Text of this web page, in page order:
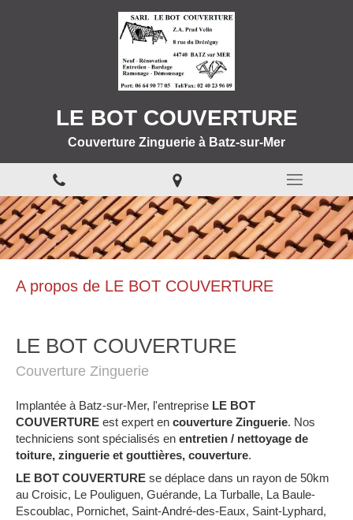
LE BOT COUVERTURE
Couverture Zinguerie à Batz-sur-Mer
A propos de LE BOT COUVERTURE
LE BOT COUVERTURE
Couverture Zinguerie
Implantée à Batz-sur-Mer, l'entreprise LE BOT
COUVERTURE est expert en couverture Zinguerie. Nos
techniciens sont spécialisés en entretien / nettoyage de
toiture, zinguerie et gouttières, couverture.
LE BOT COUVERTURE se déplace dans un rayon de 50km
au Croisic, Le Pouliguen, Guérande, La Turballe, La Baule-
Escoublac, Pornichet, Saint-André-des-Eaux, Saint-Lyphard,